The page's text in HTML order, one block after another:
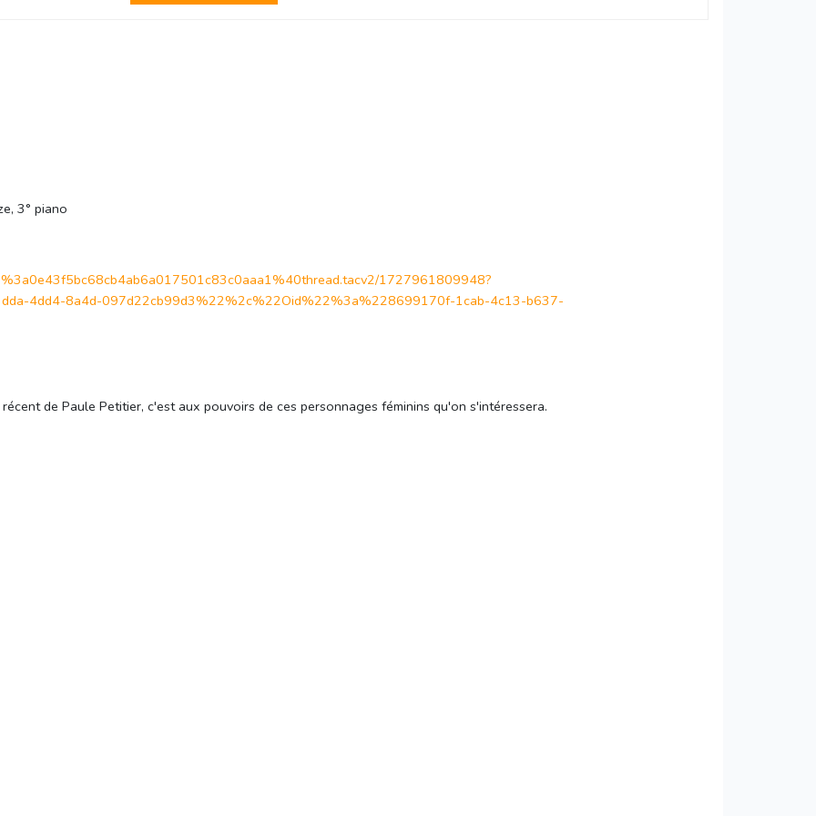
3° piano
1727961809948?
4dd4-8a4d-097d22cb99d3%22%2c%22Oid%22%3a%228699170f-1cab-4c13-b637-
de Paule Petitier, c'est aux pouvoirs de ces personnages féminins qu'on s'intéressera.